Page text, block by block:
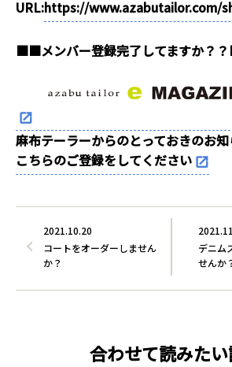
URL:https://www.azabutailor.com/
■■メンバー登録完了してますか？
麻布テーラーからのとっておきのお知
こちらのご登録をしてください
デニム
せんか
2021.10.20
コートをオーダーしません
か？
合わせて読みた